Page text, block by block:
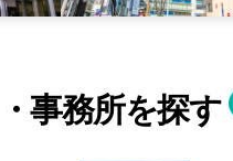
事務所を探す